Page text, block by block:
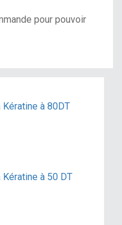
pour pouvoir
à 80DT
à 50 DT